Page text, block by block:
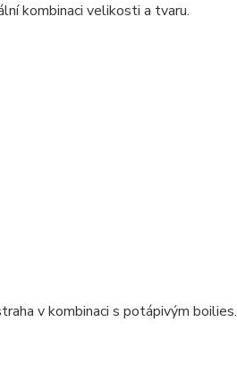
kombinaci velikosti a tvaru.
v kombinaci s potápivým boilies.